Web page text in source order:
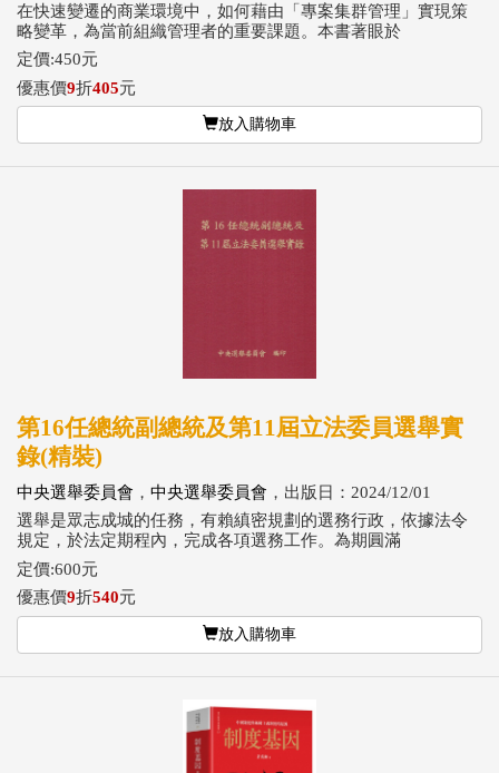
在快速變遷的商業環境中，如何藉由「專案集群管理」實現策
略變革，為當前組織管理者的重要課題。本書著眼於
定價:450元
優惠價9折405元
放入購物車
第16任總統副總統及第11屆立法委員選舉實
錄(精裝)
中央選舉委員會 ， 中央選舉委員會 ，出版日：2024/12/01
選舉是眾志成城的任務，有賴縝密規劃的選務行政，依據法令
規定，於法定期程內，完成各項選務工作。為期圓滿
定價:600元
優惠價9折540元
放入購物車